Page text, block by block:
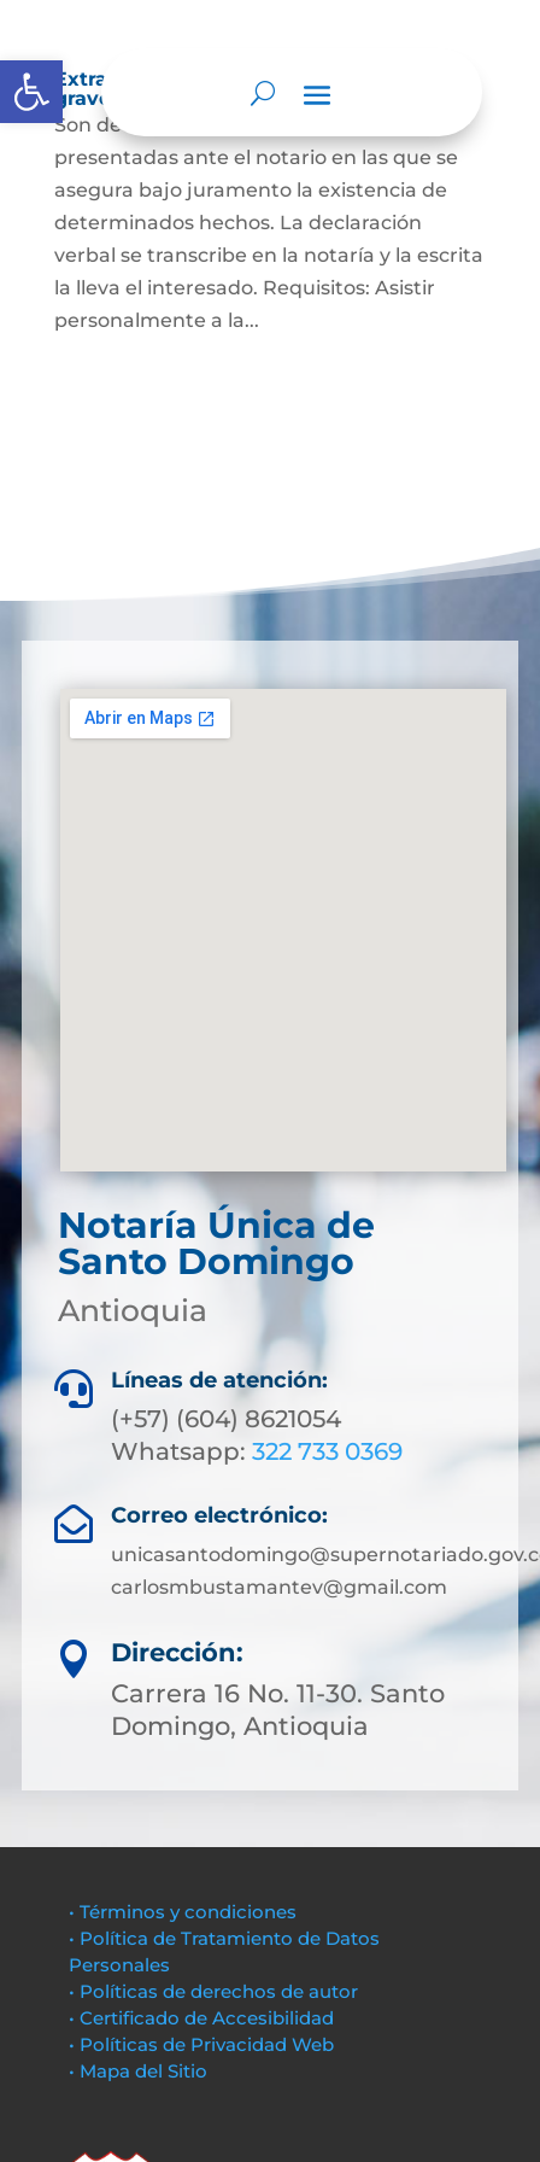
Abrir barra de herramientas
Extra-proceso o declaración bajo la
gravedad de juramento
Son declaraciones verbales o escritas
presentadas ante el notario en las que se
asegura bajo juramento la existencia de
determinados hechos. La declaración
verbal se transcribe en la notaría y la escrita
la lleva el interesado. Requisitos: Asistir
personalmente a la...
Notaría Única de
Santo Domingo
Antioquia
 Líneas de atención:
(+57) (604) 8621054
Whatsapp: 322 733 0369
 Correo electrónico:
carlosmbustamantev@gmail.com

Dirección:
Carrera 16 No. 11-30. Santo
Domingo, Antioquia
• Términos y condiciones
• Política de Tratamiento de Datos
Personales
• Políticas de derechos de autor
• Certificado de Accesibilidad
• Políticas de Privacidad Web
• Mapa del Sitio